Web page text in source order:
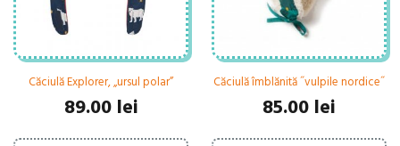
Căciulă Explorer, „ursul polar”
89.00 lei
Acest
Căciulă îmblănită ˝vulpile nordice˝
85.00 lei